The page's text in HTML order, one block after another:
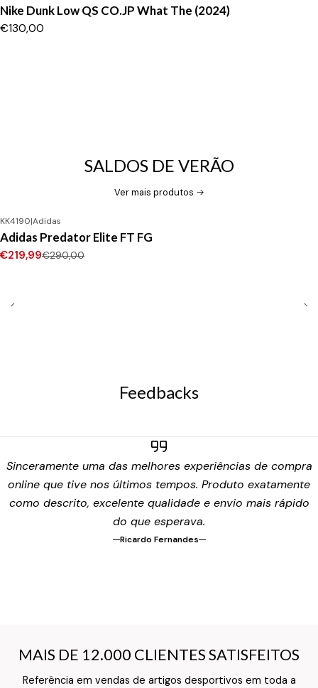
Nike Dunk Low QS CO.JP What The (2024)
€130,00
SALDOS DE VERÃO
Ver mais produtos
-24%DESCONTO
Novo
KK4190|Adidas
Adidas Predator Elite FT FG
€219,99€290,00
Feedbacks
Sinceramente uma das melhores experiências de compra
online que tive nos últimos tempos. Produto exatamente
como descrito, excelente qualidade e envio mais rápido
do que esperava.
Ricardo Fernandes
MAIS DE 12.000 CLIENTES SATISFEITOS
Referência em vendas de artigos desportivos em toda a
MAIS DE 12.000 CLIENTES SATISFEITOS
Texto do Verso do Cartão de Informação